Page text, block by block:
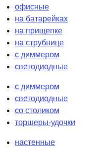
офисные
на батарейках
на прищепке
на струбнице
с диммером
светодиодные
с диммером
светодиодные
со столиком
торшеры-удочки
настенные